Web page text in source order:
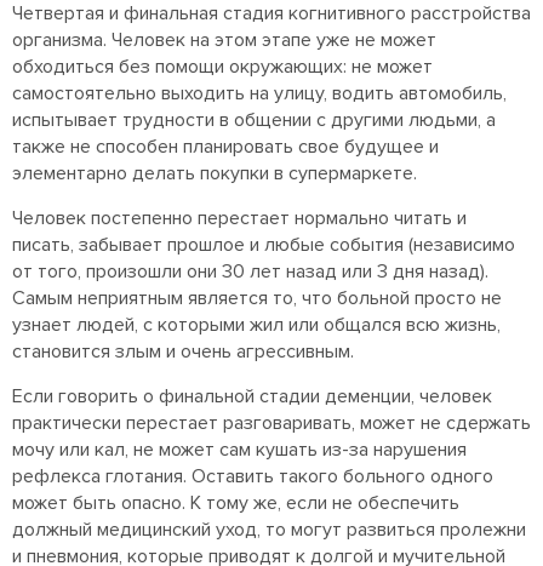
Четвертая и финальная стадия когнитивного расстройства
организма. Человек на этом этапе уже не может
обходиться без помощи окружающих: не может
самостоятельно выходить на улицу, водить автомобиль,
испытывает трудности в общении с другими людьми, а
также не способен планировать свое будущее и
элементарно делать покупки в супермаркете.
Человек постепенно перестает нормально читать и
писать, забывает прошлое и любые события (независимо
от того, произошли они 30 лет назад или 3 дня назад).
Самым неприятным является то, что больной просто не
узнает людей, с которыми жил или общался всю жизнь,
становится злым и очень агрессивным.
Если говорить о финальной стадии деменции, человек
практически перестает разговаривать, может не сдержать
мочу или кал, не может сам кушать из-за нарушения
рефлекса глотания. Оставить такого больного одного
может быть опасно. К тому же, если не обеспечить
должный медицинский уход, то могут развиться пролежни
и пневмония, которые приводят к долгой и мучительной